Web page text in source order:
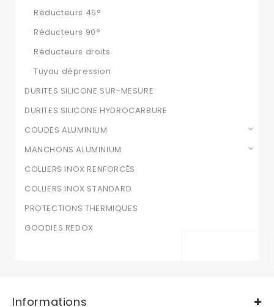
Réducteurs 45°
Réducteurs 90°
Réducteurs droits
Tuyau dépression
DURITES SILICONE SUR-MESURE
DURITES SILICONE HYDROCARBURE
COUDES ALUMINIUM
MANCHONS ALUMINIUM
COLLIERS INOX RENFORCÉS
COLLIERS INOX STANDARD
PROTECTIONS THERMIQUES
GOODIES REDOX
Informations